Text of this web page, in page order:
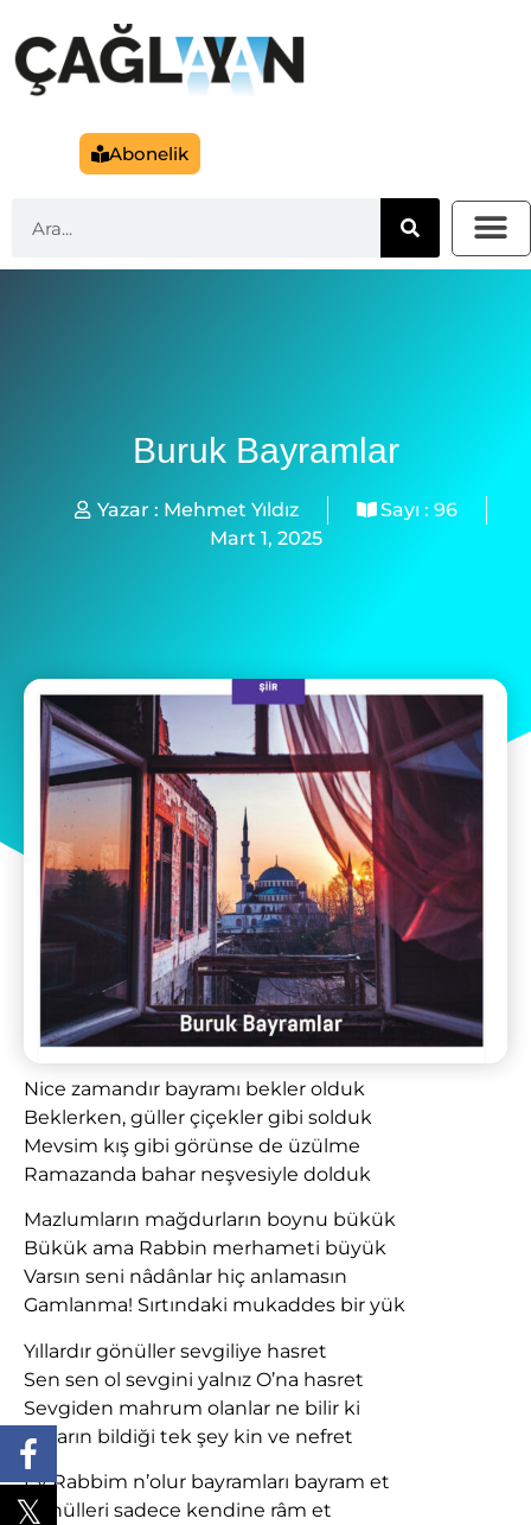
Abonelik
Buruk Bayramlar
Yazar : Mehmet Yıldız Sayı : 96
Mart 1, 2025
Nice zamandır bayramı bekler olduk
Beklerken, güller çiçekler gibi solduk
Mevsim kış gibi görünse de üzülme
Ramazanda bahar neşvesiyle dolduk
Mazlumların mağdurların boynu bükük
Bükük ama Rabbin merhameti büyük
Varsın seni nâdânlar hiç anlamasın
Gamlanma! Sırtındaki mukaddes bir yük
Yıllardır gönüller sevgiliye hasret
Sen sen ol sevgini yalnız O’na hasret
Sevgiden mahrum olanlar ne bilir ki
Onların bildiği tek şey kin ve nefret
Ey Rabbim n’olur bayramları bayram et
Gönülleri sadece kendine râm et